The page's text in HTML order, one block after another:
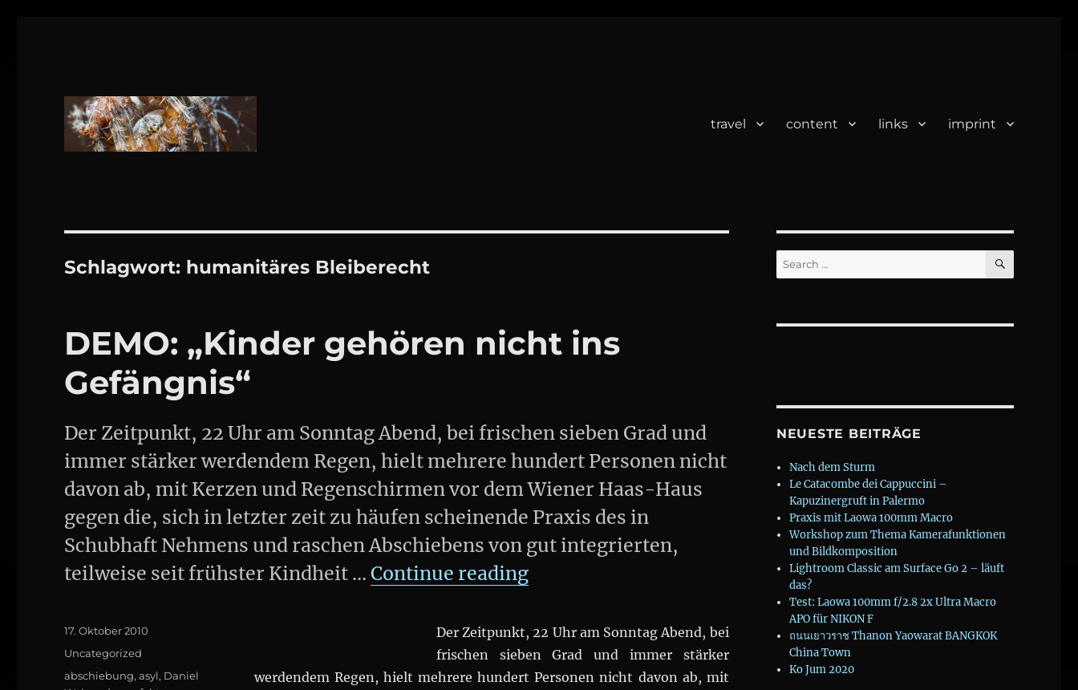
travel content links imprint
Schlagwort: humanitäres Bleiberecht
DEMO: „Kinder gehören nicht ins
Gefängnis“
Der Zeitpunkt, 22 Uhr am Sonntag Abend, bei frischen sieben Grad und
immer stärker werdendem Regen, hielt mehrere hundert Personen nicht
davon ab, mit Kerzen und Regenschirmen vor dem Wiener Haas-Haus
gegen die, sich in letzter zeit zu häufen scheinende Praxis des in
Schubhaft Nehmens und raschen Abschiebens von gut integrierten,
teilweise seit frühster Kindheit …Continue reading„DEMO: „Kinder gehören nicht ins Gefängnis““
Der Zeitpunkt, 22 Uhr am Sonntag Abend, bei
frischen sieben Grad und immer stärker
werdendem Regen, hielt mehrere hundert Personen nicht davon ab, mit
Posted
17. Oktober 2010
Categories
Uncategorized
Tags
abschiebung,asyl, Daniel
Search
for:
SEARCH
NEUESTE BEITRÄGE
Nach dem Sturm
Le Catacombe dei Cappuccini –
Kapuzinergruft in Palermo
Praxis mit Laowa 100mm Macro
Workshop zum Thema Kamerafunktionen
und Bildkomposition
Lightroom Classic am Surface Go 2 – läuft
das?
Test: Laowa 100mm f/2.8 2x Ultra Macro
APO für NIKON F
ถนนเยาวราช Thanon Yaowarat BANGKOK
China Town
Ko Jum 2020